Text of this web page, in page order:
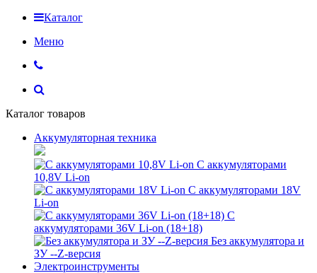
Каталог
Меню
Каталог товаров
Аккумуляторная техника
С аккумуляторами
10,8V Li-on
С аккумуляторами 18V
Li-on
С
аккумуляторами 36V Li-on (18+18)
Без аккумулятора и
ЗУ --Z-версия
Электроинструменты